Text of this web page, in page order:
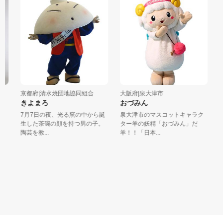
京都府|清水焼団地協同組合
きよまろ
7月7日の夜、光る窯の中から誕
生した茶碗の顔を持つ男の子。
陶芸を教...
大阪府|泉大津市
おづみん
泉大津市のマスコットキャラク
ター羊の妖精「おづみん」だ
羊！！「日本...